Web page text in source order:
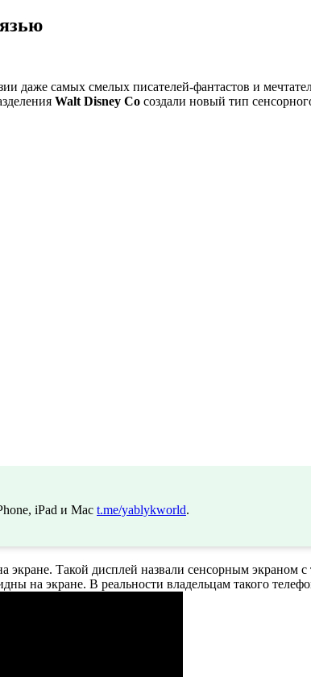
даже самых смелых писателей-фантастов и
Walt Disney Co создали новый тип
iPad и Mac t.me/yablykworld.
экране. Такой дисплей назвали сенсорным экраном
на экране. В реальности владельцам такого